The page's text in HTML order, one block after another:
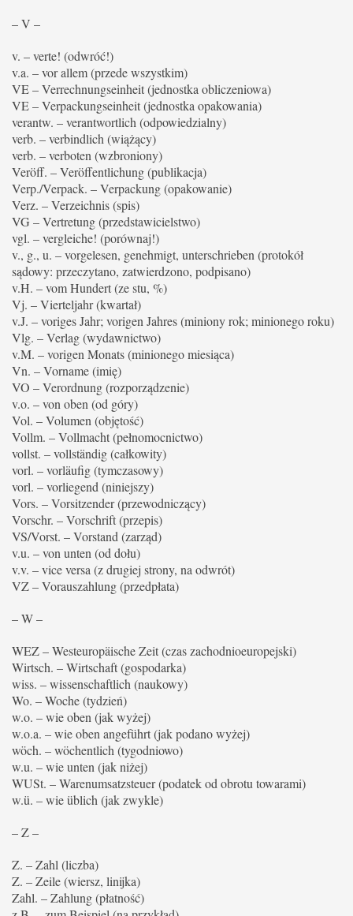
– V –
v. – verte! (odwróć!)
v.a. – vor allem (przede wszystkim)
VE – Verrechnungseinheit (jednostka obliczeniowa)
VE – Verpackungseinheit (jednostka opakowania)
verantw. – verantwortlich (odpowiedzialny)
verb. – verbindlich (wiążący)
verb. – verboten (wzbroniony)
Veröff. – Veröffentlichung (publikacja)
Verp./Verpack. – Verpackung (opakowanie)
Verz. – Verzeichnis (spis)
VG – Vertretung (przedstawicielstwo)
vgl. – vergleiche! (porównaj!)
v., g., u. – vorgelesen, genehmigt, unterschrieben (protokół
sądowy: przeczytano, zatwierdzono, podpisano)
v.H. – vom Hundert (ze stu, %)
Vj. – Vierteljahr (kwartał)
v.J. – voriges Jahr; vorigen Jahres (miniony rok; minionego roku)
Vlg. – Verlag (wydawnictwo)
v.M. – vorigen Monats (minionego miesiąca)
Vn. – Vorname (imię)
VO – Verordnung (rozporządzenie)
v.o. – von oben (od góry)
Vol. – Volumen (objętość)
Vollm. – Vollmacht (pełnomocnictwo)
vollst. – vollständig (całkowity)
vorl. – vorläufig (tymczasowy)
vorl. – vorliegend (niniejszy)
Vors. – Vorsitzender (przewodniczący)
Vorschr. – Vorschrift (przepis)
VS/Vorst. – Vorstand (zarząd)
v.u. – von unten (od dołu)
v.v. – vice versa (z drugiej strony, na odwrót)
VZ – Vorauszahlung (przedpłata)
– W –
WEZ – Westeuropäische Zeit (czas zachodnioeuropejski)
Wirtsch. – Wirtschaft (gospodarka)
wiss. – wissenschaftlich (naukowy)
Wo. – Woche (tydzień)
w.o. – wie oben (jak wyżej)
w.o.a. – wie oben angeführt (jak podano wyżej)
wöch. – wöchentlich (tygodniowo)
w.u. – wie unten (jak niżej)
WUSt. – Warenumsatzsteuer (podatek od obrotu towarami)
w.ü. – wie üblich (jak zwykle)
– Z –
Z. – Zahl (liczba)
Z. – Zeile (wiersz, linijka)
Zahl. – Zahlung (płatność)